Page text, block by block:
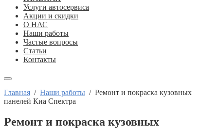
Услуги автосервиса
Акции и скидки
О НАС
Наши работы
Частые вопросы
Статьи
Контакты
Главная / Наши работы / Ремонт и покраска кузовных
панелей Киа Спектра
Ремонт и покраска кузовных